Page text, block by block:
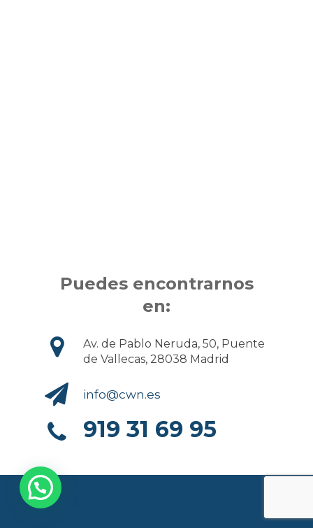
Puedes encontrarnos
en:
Av. de Pablo Neruda, 50, Puente
de Vallecas, 28038 Madrid
info@cwn.es
919 31 69 95
Powered by